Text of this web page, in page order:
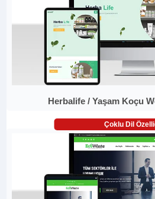
Herbalife / Yaşam Koçu
Çoklu Dil